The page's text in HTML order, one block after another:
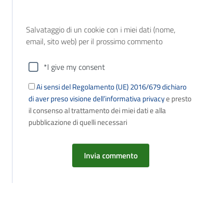
Salvataggio di un cookie con i miei dati (nome,
email, sito web) per il prossimo commento
*I give my consent
Ai sensi del Regolamento (UE) 2016/679 dichiaro
di aver preso visione dell’informativa privacye presto
il consenso al trattamento dei miei dati e alla
pubblicazione di quelli necessari